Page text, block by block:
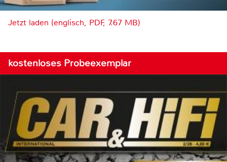
Jetzt laden (englisch, PDF, 7.67 MB)
kostenloses Probeexemplar